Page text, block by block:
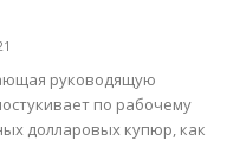
руководящую
по рабочему
долларовых купюр, как